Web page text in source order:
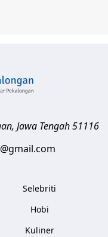
, Jawa Tengah51116
Selebriti
Hobi
Kuliner